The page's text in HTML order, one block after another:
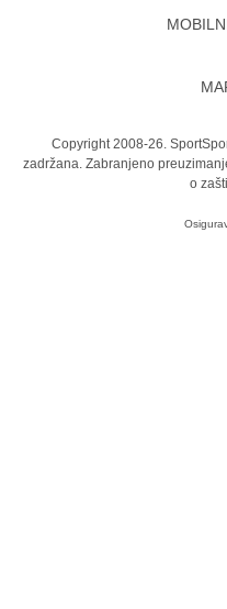
Copyright 2008-26.
zadržana. Zabranjeno
o